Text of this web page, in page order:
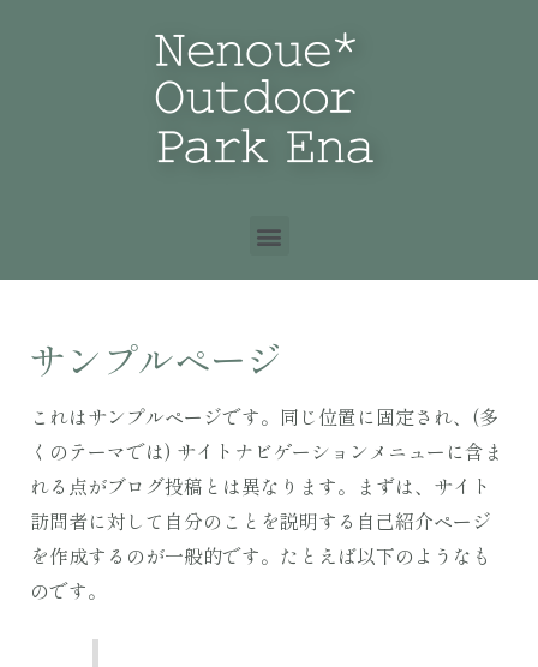
サンプルページ
これはサンプルページです。同じ位置に固定され、(多
くのテーマでは) サイトナビゲーションメニューに含ま
れる点がブログ投稿とは異なります。まずは、サイト
訪問者に対して自分のことを説明する自己紹介ページ
を作成するのが一般的です。たとえば以下のようなも
のです。